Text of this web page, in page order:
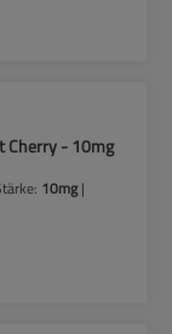
Cherry - 10mg
10mg|